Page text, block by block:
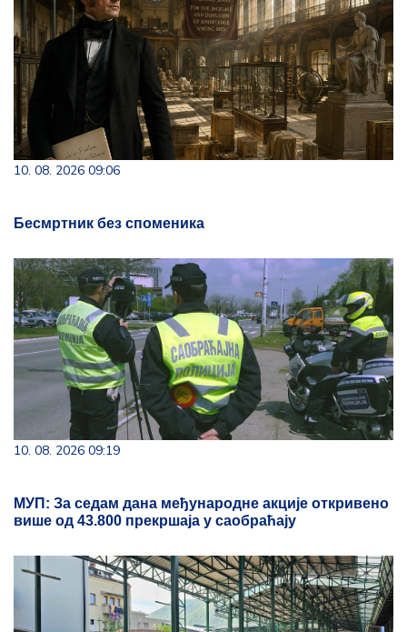
10. 08. 2026 09:06
Бесмртник без споменика
10. 08. 2026 09:19
МУП: За седам дана међународне акције откривено
више од 43.800 прекршаја у саобраћају